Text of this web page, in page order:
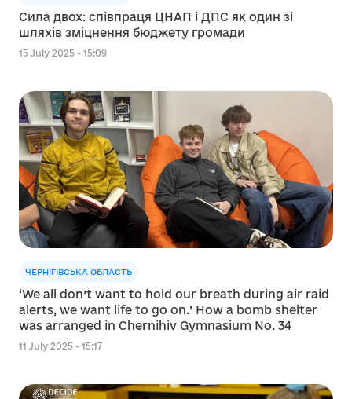
Сила двох: співпраця ЦНАП і ДПС як один зі
шляхів зміцнення бюджету громади
15 July 2025 - 15:09
ЧЕРНІГІВСЬКА ОБЛАСТЬ
‘We all don’t want to hold our breath during air raid
alerts, we want life to go on.’ How a bomb shelter
was arranged in Chernihiv Gymnasium No. 34
11 July 2025 - 15:17